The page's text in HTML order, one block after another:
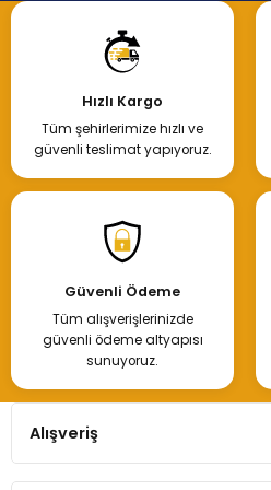
Hızlı Kargo
Tüm şehirlerimize hızlı ve
güvenli teslimat yapıyoruz.
Güvenli Ödeme
Tüm alışverişlerinizde
güvenli ödeme altyapısı
sunuyoruz.
Alışveriş